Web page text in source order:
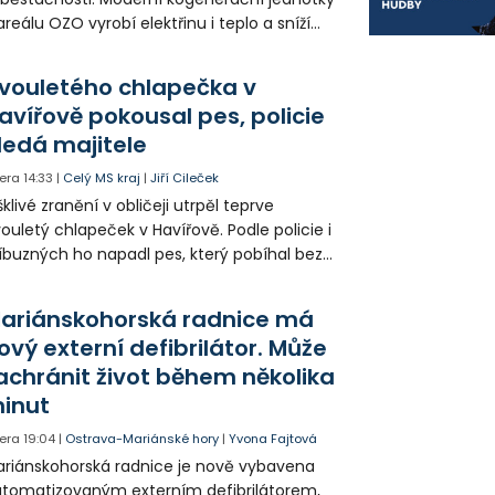
OZO vyrobí elektřinu i teplo a sníží
chlapečka v
pokousal pes, policie
majitele
14:33 | Celý MS kraj |Jiří Cileček
zranění v obličeji utrpěl teprve
chlapeček v Havířově. Podle policie i
ho napadl pes, který pobíhal bez
psa hledá.
radnice má
externí defibrilátor. Může
život během několika
19:04 | Ostrava-Mariánské hory |Yvona Fajtová
radnice je nově vybavena
externím defibrilátorem,